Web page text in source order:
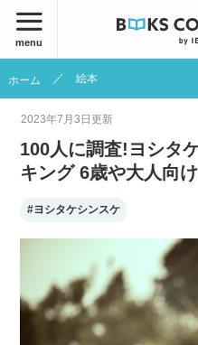
menu
ホーム 絵本
2023年7月3日更新
100人に調査!ヨシタ
キング 6歳や大人向
#ヨシタケシンスケ